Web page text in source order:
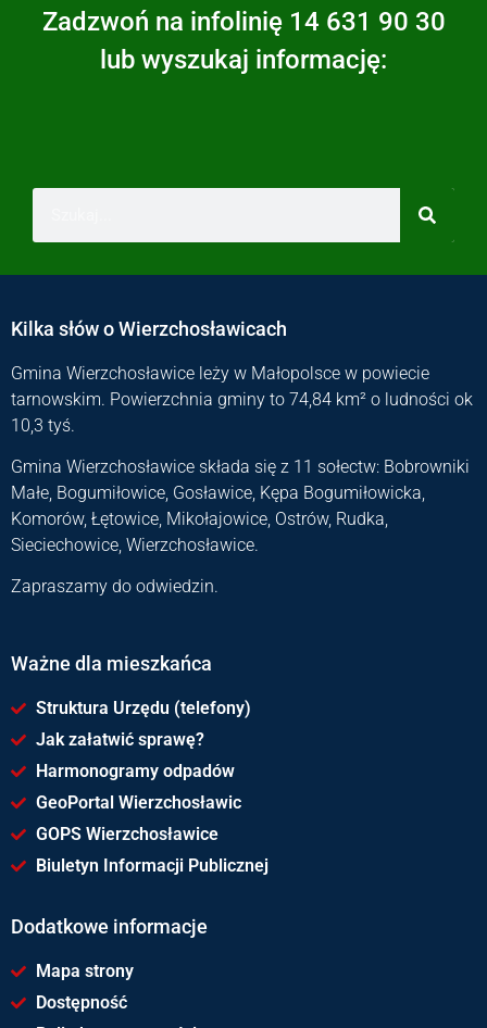
Zadzwoń na infolinię 14 631 90 30
lub wyszukaj informację:
Kilka słów o Wierzchosławicach
Gmina Wierzchosławice leży w Małopolsce w powiecie
tarnowskim. Powierzchnia gminy to 74,84 km² o ludności ok
10,3 tyś.
Gmina Wierzchosławice składa się z 11 sołectw: Bobrowniki
Małe, Bogumiłowice, Gosławice, Kępa Bogumiłowicka,
Komorów, Łętowice, Mikołajowice, Ostrów, Rudka,
Sieciechowice, Wierzchosławice.
Zapraszamy do odwiedzin.
Ważne dla mieszkańca
Struktura Urzędu (telefony)
Jak załatwić sprawę?
Harmonogramy odpadów
GeoPortal Wierzchosławic
GOPS Wierzchosławice
Biuletyn Informacji Publicznej
Dodatkowe informacje
Mapa strony
Dostępność